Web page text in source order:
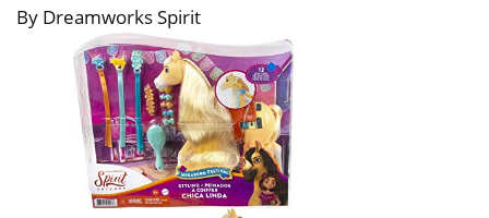
By Dreamworks Spirit